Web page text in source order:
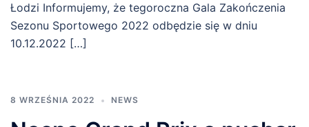
Łodzi Informujemy, że tegoroczna Gala Zakończenia
Sezonu Sportowego 2022 odbędzie się w dniu
10.12.2022 […]
8 WRZEŚNIA 2022 NEWS